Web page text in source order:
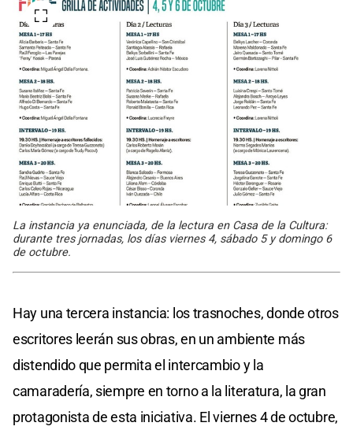
La instancia ya enunciada, de la lectura en Casa de la Cultura:
durante tres jornadas, los días viernes 4, sábado 5 y domingo 6
de octubre.
Hay una tercera instancia: los trasnoches, donde otros
escritores leerán sus obras, en un ambiente más
distendido que permita el intercambio y la
camaradería, siempre en torno a la literatura, la gran
protagonista de esta iniciativa. El viernes 4 de octubre,